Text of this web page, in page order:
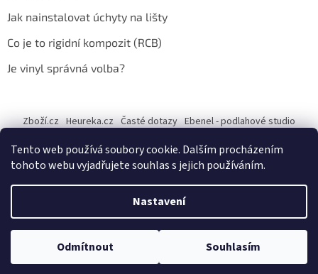
Tento web používá soubory cookie. Dalším procházením
tohoto webu vyjadřujete souhlas s jejich používáním.
Nastavení
Odmítnout Souhlasím
Jak nainstalovat úchyty na lišty
Co je to rigidní kompozit (RCB)
Je vinyl správná volba?
Zboží.cz Heureka.cz Časté dotazy Ebenel - podlahové studio
Copyright 2026Ebenel - Podlahové studio Jany Vechetové.
Všechna práva vyhrazena.